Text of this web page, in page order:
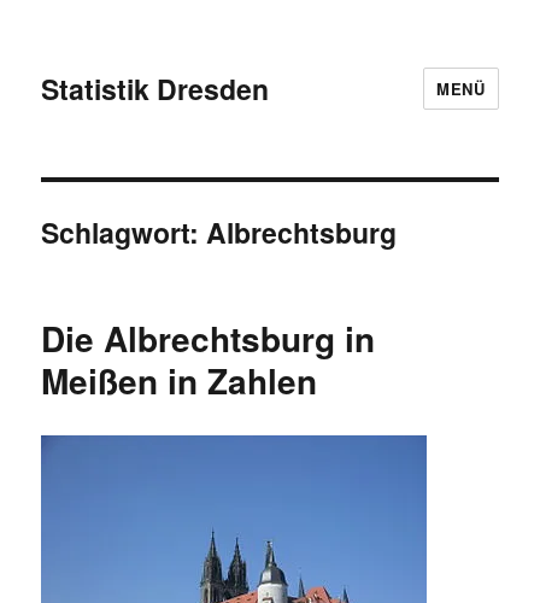
Statistik Dresden MENÜ
Schlagwort:Albrechtsburg
Die Albrechtsburg in
Meißen in Zahlen